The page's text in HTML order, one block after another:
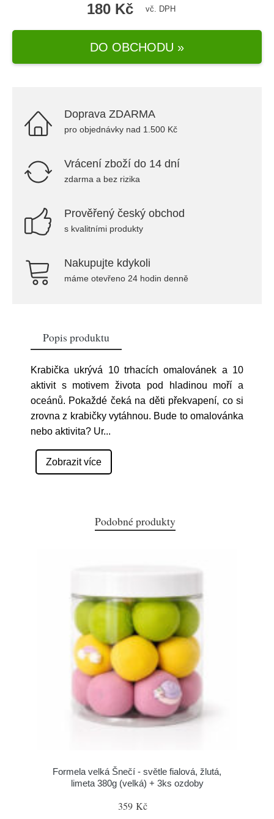
180 Kč vč. DPH
DO OBCHODU »
Doprava ZDARMA
pro objednávky nad 1.500 Kč
Vrácení zboží do 14 dní
zdarma a bez rizika
Prověřený český obchod
s kvalitními produkty
Nakupujte kdykoli
máme otevřeno 24 hodin denně
Popis produktu
Krabička ukrývá 10 trhacích omalovánek a 10
aktivit s motivem života pod hladinou moří a
oceánů. Pokaždé čeká na děti překvapení, co si
zrovna z krabičky vytáhnou. Bude to omalovánka
nebo aktivita? Ur...
Zobrazit více
Podobné produkty
Formela velká Šnečí - světle fialová, žlutá,
limeta 380g (velká) + 3ks ozdoby
359 Kč